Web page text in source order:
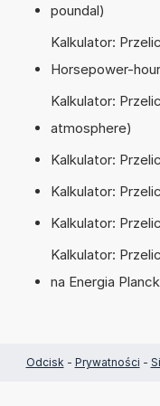
poundal)
Kalkulator:
Horsepower-
Kalkulator:
atmosphere)
Kalkulator:
Kalkulator:
Kalkulator:
Kalkulator:
na Energia
Odcisk - Prywatności -